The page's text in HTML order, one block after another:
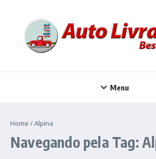
Menu
Home /Alpina
Navegando pela Tag: